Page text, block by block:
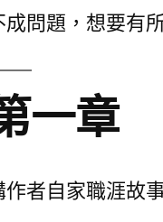
成問題，想要有
一章
作者自家職涯故